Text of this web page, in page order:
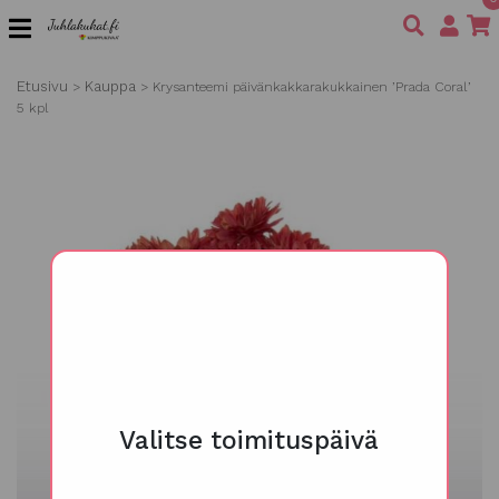
Valitse toimituspäivä
Etusivu > Kauppa > Krysanteemi päivänkakkarakukkainen ’Prada Coral’
5 kpl